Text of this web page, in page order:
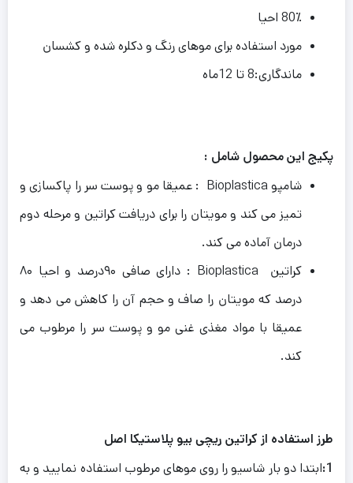
80٪ احیا
مورد استفاده برای موهای رنگ و دکلره شده و کشسان
ماندگاری:8 تا 12ماه
پکیج این محصول شامل :
شامپو Bioplastica : عمیقا مو و پوست سر را پاکسازی و
تمیز می کند و مویتان را برای دریافت کراتین و مرحله دوم
درمان آماده می کند.
کراتین Bioplastica : دارای صافی ۹۰درصد و احیا ۸۰
درصد که مویتان را صاف و حجم آن را کاهش می دهد و
عمیقا با مواد مغذی غنی مو و پوست سر را مرطوب می
کند.
طرز استفاده از کراتین ریچی بیو پلاستیکا اصل
1: ابتدا دو بار شاسیو را روی موهای مرطوب استفاده نمایید و به